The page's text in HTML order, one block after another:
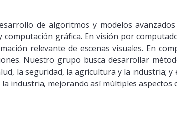
de algoritmos y modelos
gráfica. En visión por
relevante de escenas visuales. En
Nuestro grupo busca desarrollar
la seguridad, la agricultura y la industria;
industria, mejorando así múltiples aspectos